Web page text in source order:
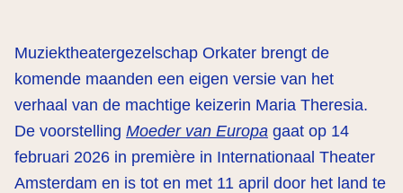
Muziektheatergezelschap Orkater brengt de
komende maanden een eigen versie van het
verhaal van de machtige keizerin Maria Theresia.
De voorstelling Moeder van Europa gaat op 14
februari 2026 in première in Internationaal Theater
Amsterdam en is tot en met 11 april door het land te